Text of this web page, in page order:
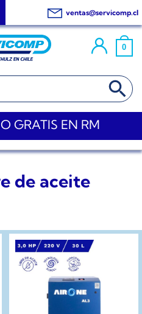
ventas@servicomp.cl
0
BOTÓN DE
GRATIS EN RM
de aceite